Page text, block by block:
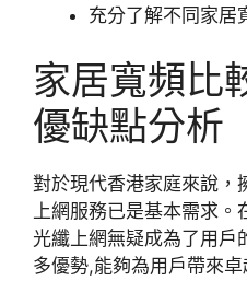
充分了解不同家居
家居寬頻比
優缺點分析
對於現代香港家庭來說，
上網服務已是基本需求。
光纖上網無疑成為了用戶
多優勢,能夠為用戶帶來